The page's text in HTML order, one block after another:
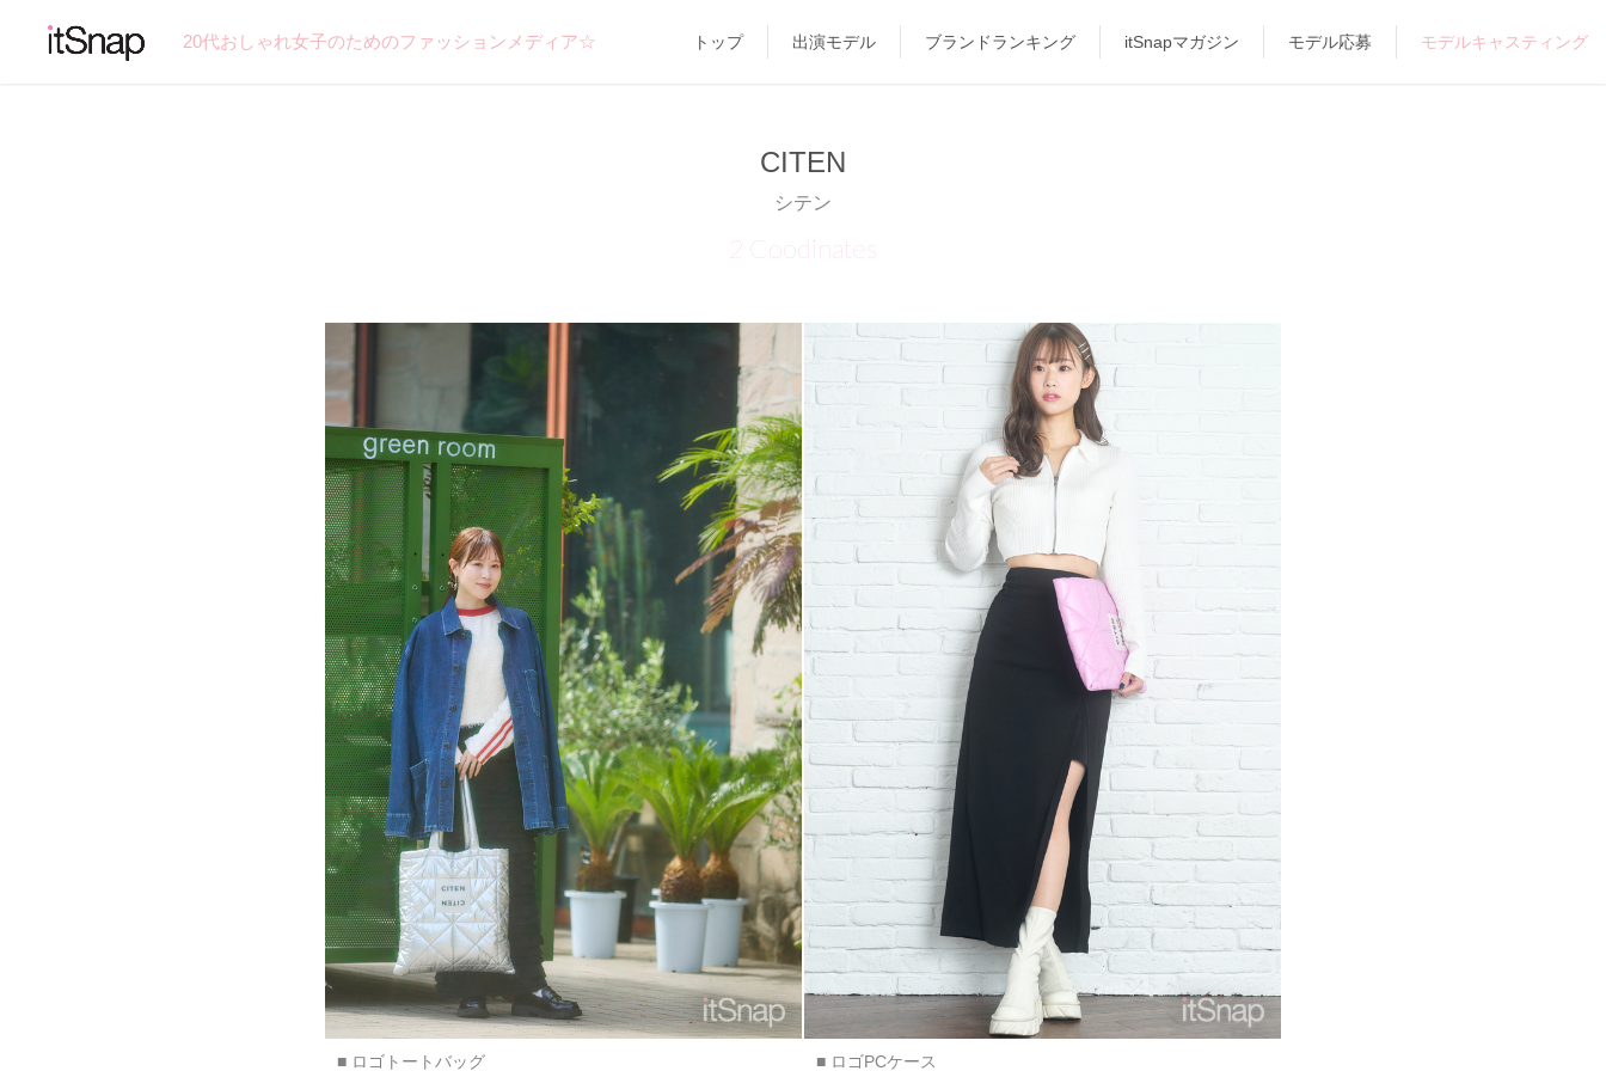
20代おしゃれ女子のためのファッションメディア☆ トップ 出演モデル ブランドランキング itSnapマガジン モデル応募 モデルキャスティング
CITEN
シテン
2 Coodinates
■ ロゴトートバッグ ■ ロゴPCケース